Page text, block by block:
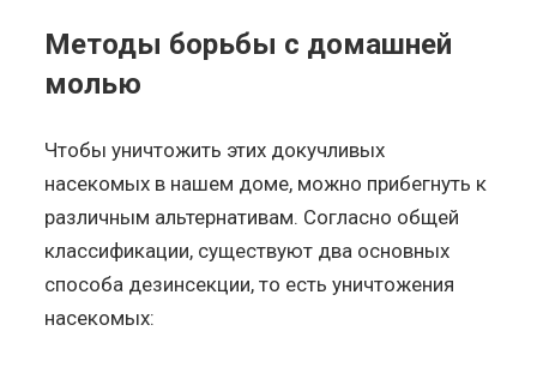
Методы борьбы с домашней
молью
Чтобы уничтожить этих докучливых
насекомых в нашем доме, можно прибегнуть к
различным альтернативам. Согласно общей
классификации, существуют два основных
способа дезинсекции, то есть уничтожения
насекомых: